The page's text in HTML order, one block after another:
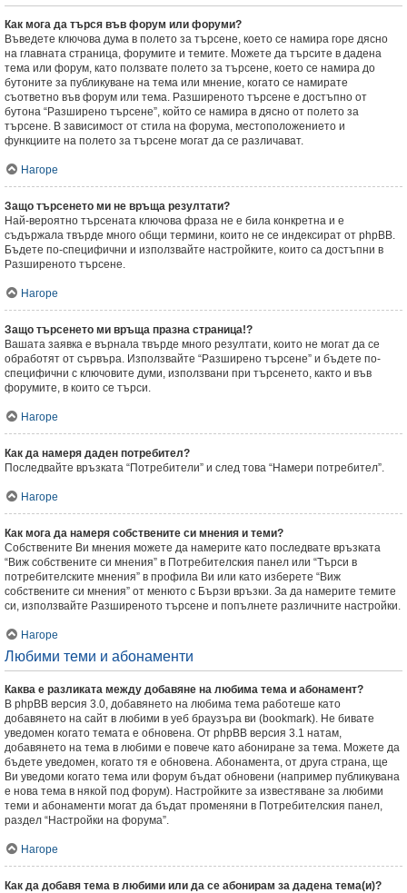
Как мога да търся във форум или форуми?
Въведете ключова дума в полето за търсене, което се намира горе дясно
на главната страница, форумите и темите. Можете да търсите в дадена
тема или форум, като ползвате полето за търсене, което се намира до
бутоните за публикуване на тема или мнение, когато се намирате
съответно във форум или тема. Разширеното търсене е достъпно от
бутона “Разширено търсене”, който се намира в дясно от полето за
търсене. В зависимост от стила на форума, местоположението и
функциите на полето за търсене могат да се различават.
Нагоре
Защо търсенето ми не връща резултати?
Най-вероятно търсената ключова фраза не е била конкретна и е
съдържала твърде много общи термини, които не се индексират от phpBB.
Бъдете по-специфични и използвайте настройките, които са достъпни в
Разширеното търсене.
Нагоре
Защо търсенето ми връща празна страница!?
Вашата заявка е върнала твърде много резултати, които не могат да се
обработят от сървъра. Използвайте “Разширено търсене” и бъдете по-
специфични с ключовите думи, използвани при търсенето, както и във
форумите, в които се търси.
Нагоре
Как да намеря даден потребител?
Последвайте връзката “Потребители” и след това “Намери потребител”.
Нагоре
Как мога да намеря собствените си мнения и теми?
Собствените Ви мнения можете да намерите като последвате връзката
“Виж собствените си мнения” в Потребителския панел или “Търси в
потребителските мнения” в профила Ви или като изберете “Виж
собствените си мнения” от менюто с Бързи връзки. За да намерите темите
си, използвайте Разширеното търсене и попълнете различните настройки.
Нагоре
Любими теми и абонаменти
Каква е разликата между добавяне на любима тема и абонамент?
В phpBB версия 3.0, добавянето на любима тема работеше като
добавянето на сайт в любими в уеб браузъра ви (bookmark). Не бивате
уведомен когато темата е обновена. От phpBB версия 3.1 натам,
добавянето на тема в любими е повече като абониране за тема. Можете да
бъдете уведомен, когато тя е обновена. Абонамента, от друга страна, ще
Ви уведоми когато тема или форум бъдат обновени (например публикувана
е нова тема в някой под форум). Настройките за известяване за любими
теми и абонаменти могат да бъдат променяни в Потребителския панел,
раздел “Настройки на форума”.
Нагоре
Как да добавя тема в любими или да се абонирам за дадена тема(и)?